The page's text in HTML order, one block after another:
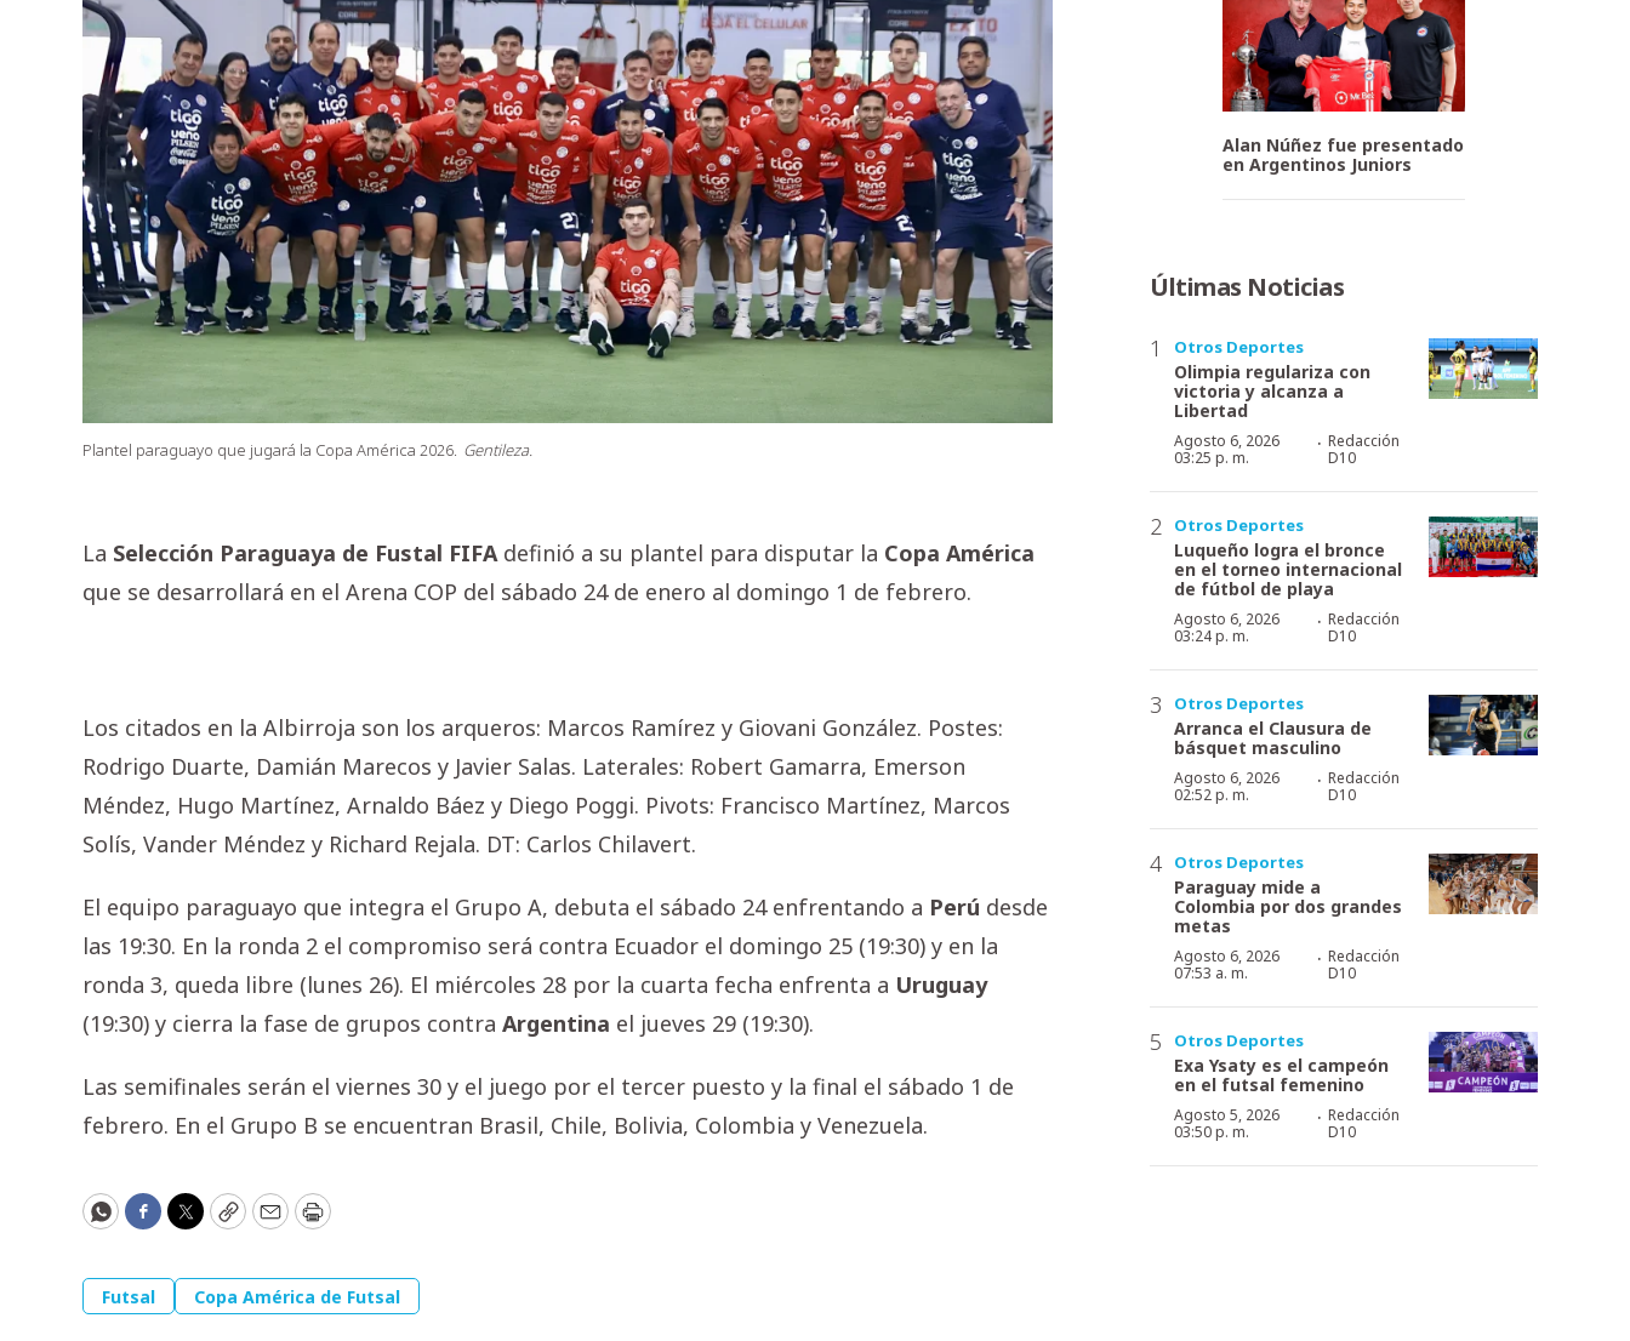
Plantel paraguayo que jugará la Copa América 2026. Gentileza.
La Selección Paraguaya de Fustal FIFAdefinió a su plantel para disputar la Copa América
que se desarrollará en el Arena COP del sábado 24 de enero al domingo 1 de febrero.
Los citados en la Albirroja son los arqueros: Marcos Ramírez y Giovani González. Postes:
Rodrigo Duarte, Damián Marecos y Javier Salas. Laterales: Robert Gamarra, Emerson
Méndez, Hugo Martínez, Arnaldo Báez y Diego Poggi. Pivots: Francisco Martínez, Marcos
Solís, Vander Méndez y Richard Rejala. DT: Carlos Chilavert.
El equipo paraguayo que integra el Grupo A, debuta el sábado 24 enfrentando a Perú desde
las 19:30. En la ronda 2 el compromiso será contra Ecuador el domingo 25 (19:30) y en la
ronda 3, queda libre (lunes 26). El miércoles 28 por la cuarta fecha enfrenta a Uruguay
(19:30) y cierra la fase de grupos contra Argentina el jueves 29 (19:30).
Las semifinales serán el viernes 30 y el juego por el tercer puesto y la final el sábado 1 de
febrero. En el Grupo B se encuentran Brasil, Chile, Bolivia, Colombia y Venezuela.
WhatsApp
Facebook
Twitter
CopyEmailPrint
Futsal Copa América de Futsal
Alan Núñez fue presentado
en Argentinos Juniors
Últimas Noticias
Otros Deportes
Olimpia regulariza con
victoria y alcanza a
Libertad
Agosto 6, 2026
03:25 p. m.
· Redacción
D10
Otros Deportes
Luqueño logra el bronce
en el torneo internacional
de fútbol de playa
Agosto 6, 2026
03:24 p. m.
· Redacción
D10
Otros Deportes
Arranca el Clausura de
básquet masculino
Agosto 6, 2026
02:52 p. m.
· Redacción
D10
Otros Deportes
Paraguay mide a
Colombia por dos grandes
metas
Agosto 6, 2026
07:53 a. m.
· Redacción
D10
Otros Deportes
Exa Ysaty es el campeón
en el futsal femenino
Agosto 5, 2026
03:50 p. m.
· Redacción
D10